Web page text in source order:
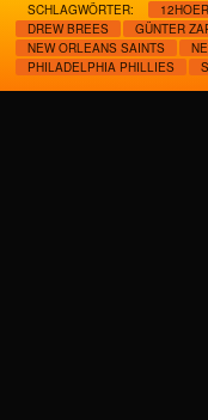
SCHLAGWÖRTER:
DREW BREES
GÜNTER
NEW ORLEANS SAINTS
PHILADELPHIA PHILLIES